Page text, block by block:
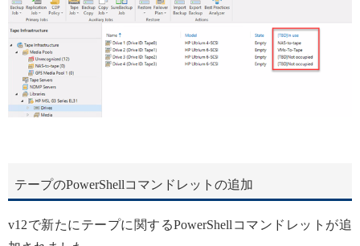
テープのPowerShellコマンドレットの追加
v12で新たにテープに関するPowerShellコマンドレットが追